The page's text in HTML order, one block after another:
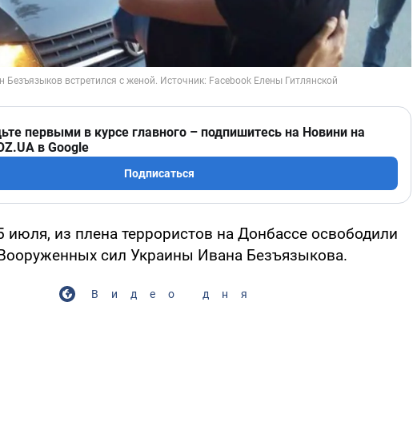
первыми в курсе главного – подпишитесь на Новини на
в Google
Подписаться
июля, из плена террористов на Донбассе освободили
сил Украины Ивана Безъязыкова.
Видео дня